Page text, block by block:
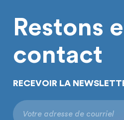
Restons
contact
RECEVOIR LA